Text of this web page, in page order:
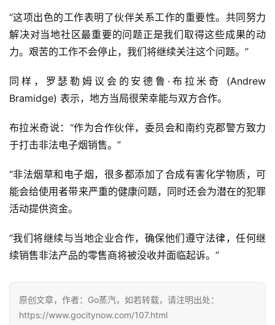
一
次
性
电
烟
子
烟
测
通
烟
弹
标
系
“这项出色的工作表明了伙伴关系工作的重要性。共同努力
解决对当地社区最重要的问题正是我们取得这些成果的动
力。艰苦的工作不会停止，我们将继续关注这个问题。”
同样，罗瑟勒姆议会的安德鲁·布拉米奇 (Andrew
Bramidge) 表示，地方当局很荣幸能与双方合作。
布拉米奇说：“作为合作伙伴，委员会和南约克郡警方致力
于打击非法电子烟销售。”
“非法烟草和电子烟，很多都添加了合成有害化学物质，可
能会给使用者带来严重的健康问题，同时还会为潜在的犯罪
活动提供资金。
“我们将继续与当地企业合作，确保他们遵守法律，任何继
续销售非法产品的零售商将被没收并面临起诉。”
原创文章，作者：Go蒸汽，如若转载，请注明出处：
https://www.gocitynow.com/107.html